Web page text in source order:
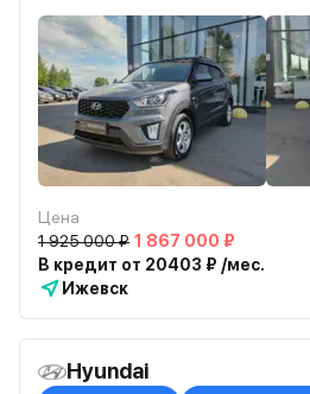
Цена
1 925 000 ₽ 1 867 000 ₽
В кредит от 20403 ₽ /мес.
Ижевск
Hyundai